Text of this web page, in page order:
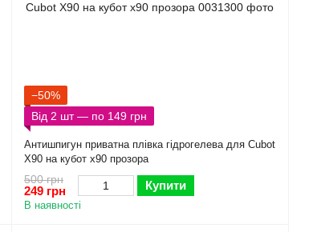
−50%
Від 2 шт — по 149 грн
Антишпигун приватна плівка гідрогелева для Cubot
X90 на кубот х90 прозора
500 грн
249 грн Купити
В наявності